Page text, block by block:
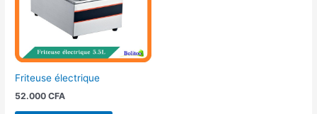
Friteuse électrique
52.000CFA